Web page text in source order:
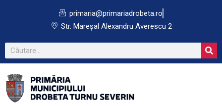
primaria@primariadrobeta.ro
Str. Mareșal Alexandru Averescu 2